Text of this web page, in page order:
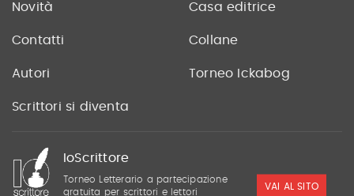
Novità Casa editrice
Contatti Collane
Autori Torneo Ickabog
Scrittori si diventa
IoScrittore
Torneo Letterario a partecipazione
gratuita per scrittori e lettori
VAI AL SITO